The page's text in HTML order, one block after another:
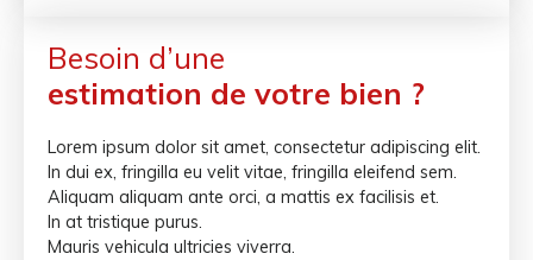
Besoin d’une
estimation de votre bien ?
Lorem ipsum dolor sit amet, consectetur adipiscing elit.
In dui ex, fringilla eu velit vitae, fringilla eleifend sem.
Aliquam aliquam ante orci, a mattis ex facilisis et.
In at tristique purus.
Mauris vehicula ultricies viverra.